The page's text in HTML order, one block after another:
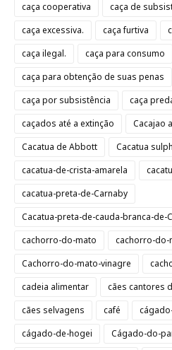
caça cooperativa
caça de
caça excessiva.
caça furtiva
caça ilegal.
caça para consumo
caça para obtenção de suas penas
caça por subsistência
caça
caçados até a extinção
Cacajao
Cacatua de Abbott
Cacatua
cacatua-de-crista-amarela
cacatua-preta-de-Carnaby
Cacatua-preta-de-cauda-branca-de-
cachorro-do-mato
cachorro-do-
Cachorro-do-mato-vinagre
cadeia alimentar
cães cantores
cães selvagens
café
cágado-de-hogei
Cágado-do-